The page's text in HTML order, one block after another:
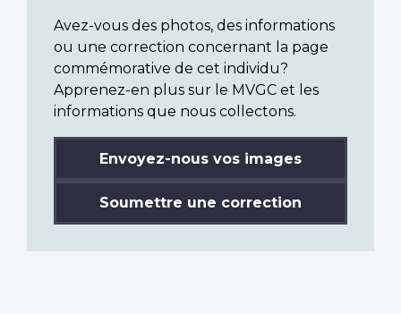
Avez-vous des photos, des informations
ou une correction concernant la page
commémorative de cet individu?
Apprenez-en plus sur le MVGC et les
informations que nous collectons.
Envoyez-nous vos images
Soumettre une correction